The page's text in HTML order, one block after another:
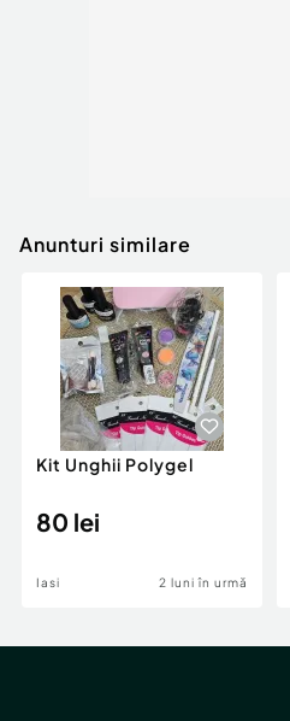
Anunturi similare
Kit Unghii Polygel
80 lei
Iasi 2 luni în urmă